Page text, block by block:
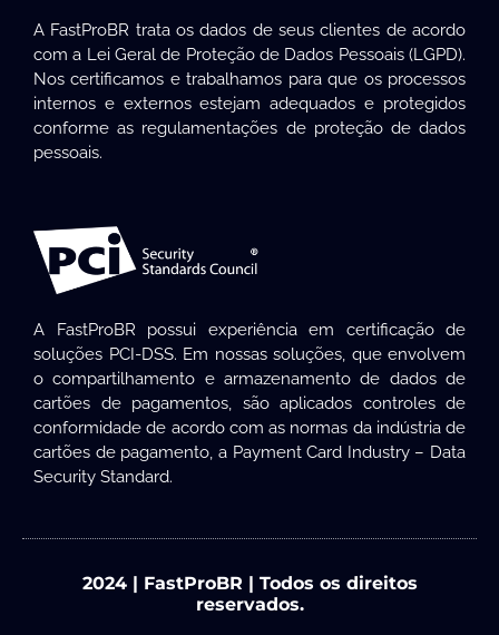
A FastProBR trata os dados de seus clientes de acordo
com a Lei Geral de Proteção de Dados Pessoais (LGPD).
Nos certificamos e trabalhamos para que os processos
internos e externos estejam adequados e protegidos
conforme as regulamentações de proteção de dados
pessoais.
A FastProBR possui experiência em certificação de
soluções PCI-DSS. Em nossas soluções, que envolvem
o compartilhamento e armazenamento de dados de
cartões de pagamentos, são aplicados controles de
conformidade de acordo com as normas da indústria de
cartões de pagamento, a Payment Card Industry – Data
Security Standard.
2024 | FastProBR | Todos os direitos
reservados.